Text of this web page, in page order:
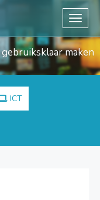
maken
ICT